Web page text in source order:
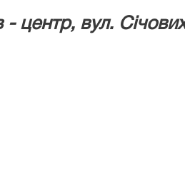
- центр, вул.